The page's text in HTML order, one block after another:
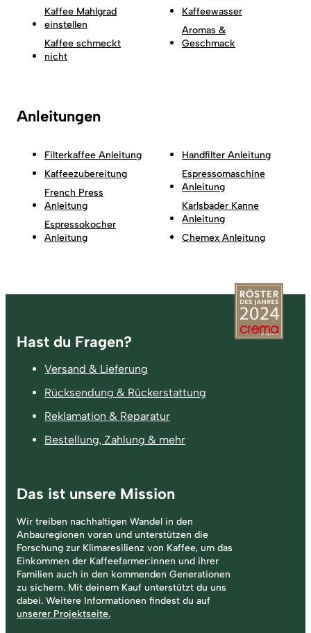
Kaffee Mahlgrad
einstellen
Kaffee schmeckt
nicht
Kaffeewasser
Aromas &
Geschmack
Anleitungen
Filterkaffee Anleitung
Kaffeezubereitung
French Press
Anleitung
Espressokocher
Anleitung
Handfilter Anleitung
Espressomaschine
Anleitung
Karlsbader Kanne
Anleitung
Chemex Anleitung
Fußzeile
Hast du Fragen?
Versand & Lieferung
Rücksendung & Rückerstattung
Reklamation & Reparatur
Bestellung, Zahlung & mehr
Das ist unsere Mission
Wir treiben nachhaltigen Wandel in den
Anbauregionen voran und unterstützen die
Forschung zur Klimaresilienz von Kaffee, um das
Einkommen der Kaffeefarmer:innen und ihrer
Familien auch in den kommenden Generationen
zu sichern. Mit deinem Kauf unterstützt du uns
dabei. Weitere Informationen findest du auf
unserer Projektseite.